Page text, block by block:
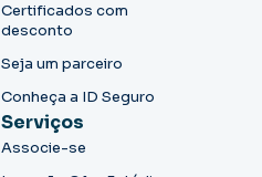
Certificados com
desconto
Seja um parceiro
Conheça a ID Seguro
Serviços
Associe-se